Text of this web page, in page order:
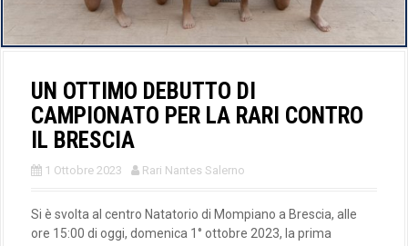
UN OTTIMO DEBUTTO DI
CAMPIONATO PER LA RARI CONTRO
IL BRESCIA
1 Ottobre 2023 Rari Nantes Salerno
Si è svolta al centro Natatorio di Mompiano a Brescia, alle
ore 15:00 di oggi, domenica 1° ottobre 2023, la prima